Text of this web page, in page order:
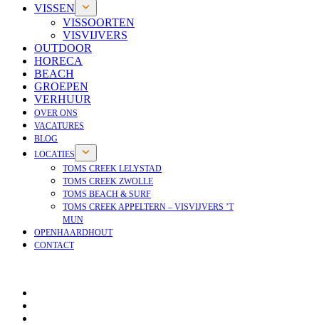
VISSEN
VISSOORTEN
VISVIJVERS
OUTDOOR
HORECA
BEACH
GROEPEN
VERHUUR
OVER ONS
VACATURES
BLOG
LOCATIES
TOMS CREEK LELYSTAD
TOMS CREEK ZWOLLE
TOMS BEACH & SURF
TOMS CREEK APPELTERN – VISVIJVERS ’T
MUN
OPENHAARDHOUT
CONTACT